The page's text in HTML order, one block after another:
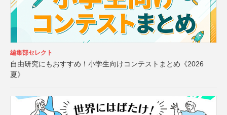
編集部セレクト
自由研究にもおすすめ！小学生向けコンテストまとめ《2026
夏》